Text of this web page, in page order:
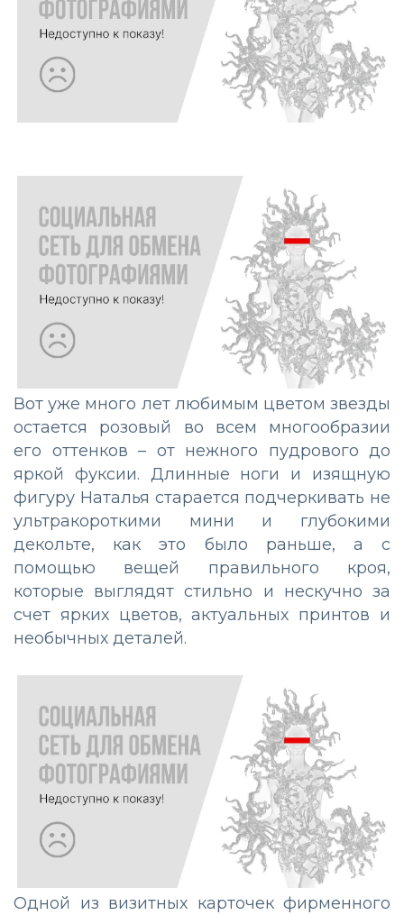
Вот уже много лет любимым цветом звезды
остается розовый во всем многообразии
его оттенков – от нежного пудрового до
яркой фуксии. Длинные ноги и изящную
фигуру Наталья старается подчеркивать не
ультракороткими мини и глубокими
декольте, как это было раньше, а с
помощью вещей правильного кроя,
которые выглядят стильно и нескучно за
счет ярких цветов, актуальных принтов и
необычных деталей.
Одной из визитных карточек фирменного